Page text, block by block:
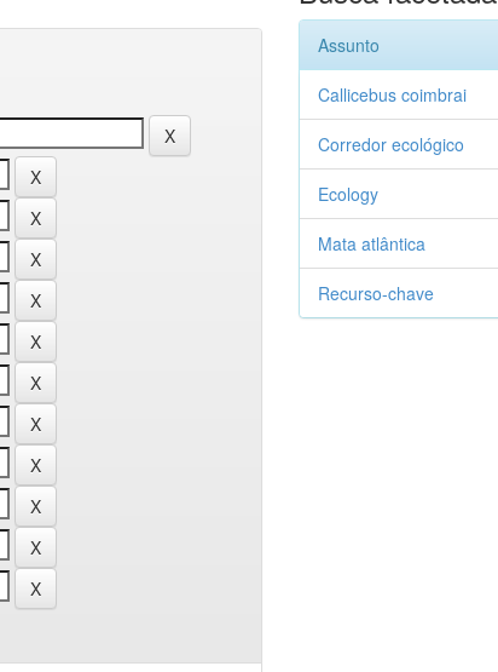
Assunto
Callicebus coimbrai
Corredor ecológico
Ecology
Mata atlântica
Recurso-chave